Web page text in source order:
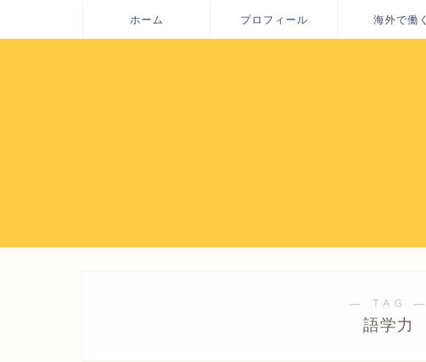
ホーム プロフィール 海外で働く
― TAG ―
語学力